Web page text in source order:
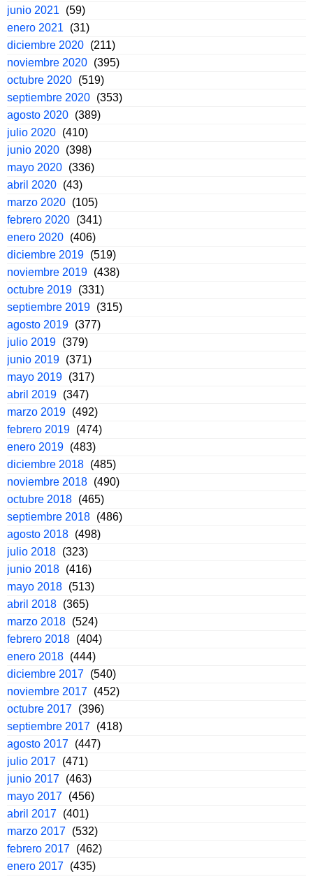
junio 2021
(59)
enero 2021
(31)
diciembre 2020 (211)
noviembre 2020 (395)
octubre 2020 (519)
septiembre 2020 (353)
agosto 2020 (389)
julio 2020 (410)
junio 2020 (398)
mayo 2020 (336)
abril 2020 (43)
marzo 2020 (105)
febrero 2020 (341)
enero 2020 (406)
diciembre 2019 (519)
noviembre 2019 (438)
octubre 2019 (331)
septiembre 2019 (315)
agosto 2019 (377)
julio 2019 (379)
junio 2019 (371)
mayo 2019 (317)
abril 2019 (347)
marzo 2019 (492)
febrero 2019 (474)
enero 2019 (483)
diciembre 2018 (485)
noviembre 2018 (490)
octubre 2018 (465)
septiembre 2018 (486)
agosto 2018 (498)
julio 2018 (323)
junio 2018 (416)
mayo 2018 (513)
abril 2018 (365)
marzo 2018 (524)
febrero 2018 (404)
enero 2018 (444)
diciembre 2017 (540)
noviembre 2017 (452)
octubre 2017 (396)
septiembre 2017 (418)
agosto 2017 (447)
julio 2017 (471)
junio 2017 (463)
mayo 2017 (456)
abril 2017 (401)
marzo 2017 (532)
febrero 2017 (462)
enero 2017 (435)